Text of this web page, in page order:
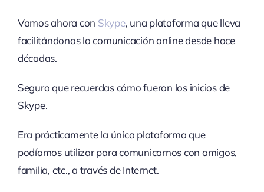
Vamos ahora con Skype, una plataforma que lleva
facilitándonos la comunicación online desde hace
décadas.
Seguro que recuerdas cómo fueron los inicios de
Skype.
Era prácticamente la única plataforma que
podíamos utilizar para comunicarnos con amigos,
familia, etc., a través de Internet.